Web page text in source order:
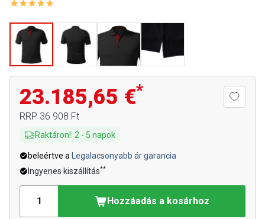
23.185,65 €*
RRP 36 908 Ft
Raktáron!: 2 - 5 napok
beleértve a
Legalacsonyabb ár garancia
Ingyenes kiszállítás**
Hozzáadás a kosárhoz